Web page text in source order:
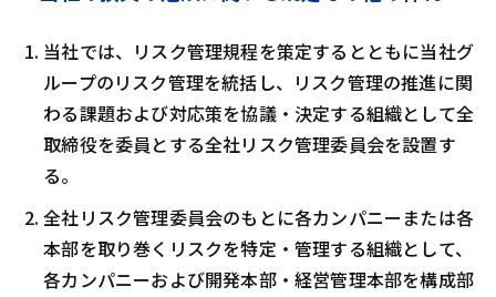
当社では、リスク管理規程を策定するとともに当社グ
ループのリスク管理を統括し、リスク管理の推進に関
わる課題および対応策を協議・決定する組織として全
取締役を委員とする全社リスク管理委員会を設置す
る。
全社リスク管理委員会のもとに各カンパニーまたは各
本部を取り巻くリスクを特定・管理する組織として、
各カンパニーおよび開発本部・経営管理本部を構成部